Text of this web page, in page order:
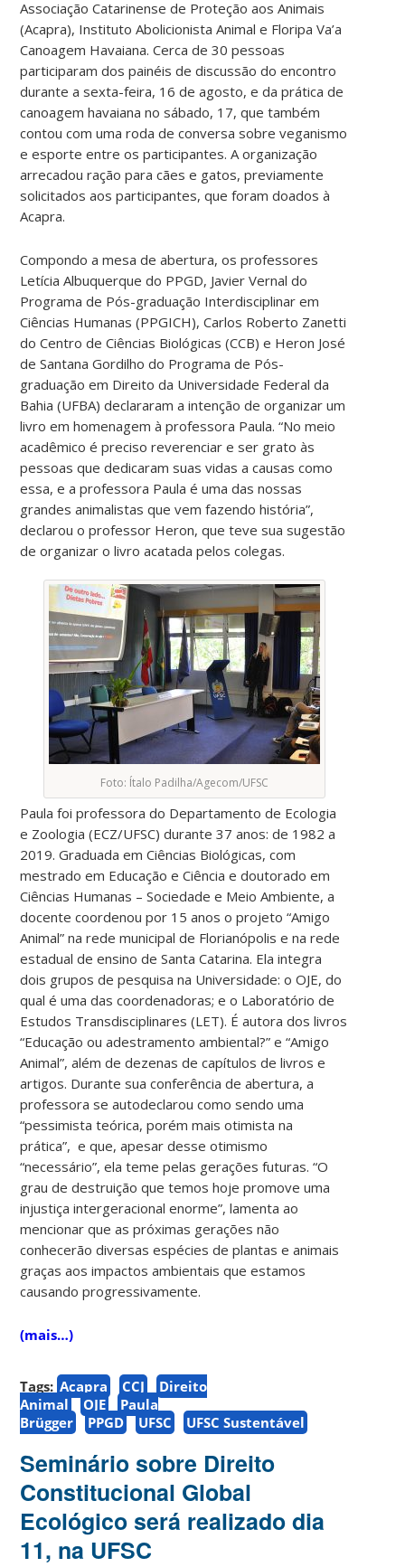
Associação Catarinense de Proteção aos Animais
(Acapra), Instituto Abolicionista Animal e Floripa Va’a
Canoagem Havaiana. Cerca de30pessoas
participaram dos painéis de discussão do encontro
durante a sexta-feira, 16 de agosto, e da prática de
canoagem havaiana no sábado, 17, que também
contou com uma roda de conversa sobre veganismo
e esporte entre os participantes. A organização
arrecadou ração para cães e gatos, previamente
solicitados aos participantes, que foram doados à
Acapra.
Compondo a mesa de abertura, os professores
Letícia Albuquerque do PPGD, Javier Vernal do
Programa de Pós-graduação Interdisciplinar em
Ciências Humanas (PPGICH), Carlos Roberto Zanetti
do Centro de Ciências Biológicas (CCB) e Heron José
de Santana Gordilho do Programa de Pós-
graduação em Direito da Universidade Federal da
Bahia (UFBA) declararam a intenção de organizar um
livro em homenagem à professora Paula. “No meio
acadêmico é preciso reverenciar e ser grato às
pessoas que dedicaram suas vidas a causas como
essa, e a professora Paula é uma das nossas
grandes animalistas que vem fazendo história”,
declarou o professor Heron, que teve sua sugestão
de organizar o livro acatada pelos colegas.
Foto: Ítalo Padilha/Agecom/UFSC
Paula foi professora do Departamento de Ecologia
e Zoologia (ECZ/UFSC) durante 37 anos: de 1982 a
2019. Graduada em Ciências Biológicas, com
mestrado em Educação e Ciência e doutorado em
Ciências Humanas – Sociedade e Meio Ambiente, a
docente coordenou por 15 anos o projeto “Amigo
Animal” na rede municipal de Florianópolis e na rede
estadual de ensino de Santa Catarina. Ela integra
dois grupos de pesquisa na Universidade: o OJE, do
qual é uma das coordenadoras; e o Laboratório de
Estudos Transdisciplinares (LET). É autora dos livros
“Educação ou adestramento ambiental?” e “Amigo
Animal”, além de dezenas de capítulos de livros e
artigos. Durante sua conferência de abertura, a
professora se autodeclarou como sendo uma
“pessimista teórica, porém mais otimista na
prática”, e que, apesar desse otimismo
“necessário”, ela teme pelas gerações futuras. “O
grau de destruição que temos hoje promove uma
injustiça intergeracional enorme”, lamenta ao
mencionar que as próximas gerações não
conhecerão diversas espécies de plantas e animais
graças aos impactos ambientais que estamos
causando progressivamente.
(mais…)
Tags: Acapra CCJ
Direito
Animal
OJE
Paula
Brügger
PPGD UFSC UFSC Sustentável
Seminário sobre Direito
Constitucional Global
Ecológico será realizado dia
11, na UFSC